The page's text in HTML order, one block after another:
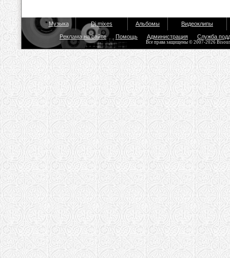
Музыка Dj mixes Альбомы Видеоклипы
Реклама на сайте Помощь Администрация Служба
Все права защищены © 2007-2026